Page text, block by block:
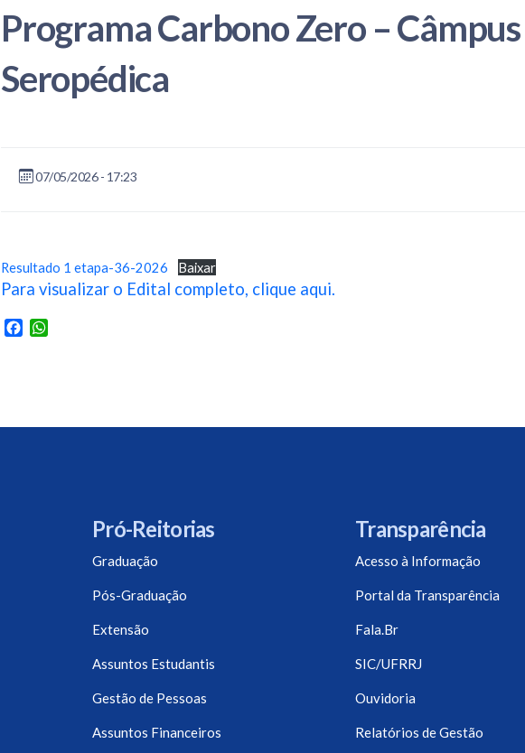
Programa Carbono Zero – Câmpus
Seropédica
07/05/2026 - 17:23
Resultado 1 etapa-36-2026 Baixar
Para visualizar o Edital completo, clique aqui.
Facebook
Pró-Reitorias
Graduação
Pós-Graduação
Extensão
Assuntos Estudantis
Gestão de Pessoas
Assuntos Financeiros
Transparência
Acesso à Informação
Portal da Transparência
Fala.Br
SIC/UFRRJ
Ouvidoria
Relatórios de Gestão